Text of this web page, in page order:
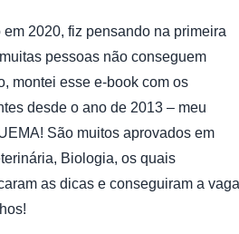
2020, fiz pensando na primeira
pessoas não conseguem
montei esse e-book com os
desde o ano de 2013 – meu
São muitos aprovados em
Biologia, os quais
as dicas e conseguiram a vaga